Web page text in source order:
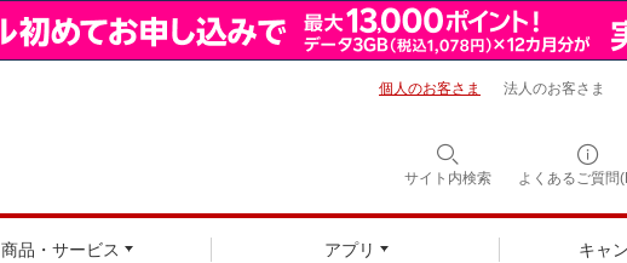
サイト内検索 よくあるご質問
商品・サービス アプリ キャ
個人のお客さま 法人のお客さま